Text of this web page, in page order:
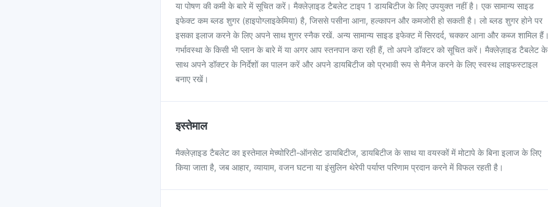
या पोषण की कमी के बारे में सूचित करें। मैक्लेज़ाइड टैबलेट टाइप 1 डायबिटीज के लिए उपयुक्त नहीं है। एक सामान्य साइड
इफेक्ट कम ब्लड शुगर (हाइपोग्लाइकेमिया) है, जिससे पसीना आना, हल्कापन और कमजोरी हो सकती है। लो ब्लड शुगर होने पर
इसका इलाज करने के लिए अपने साथ शुगर स्नैक रखें. अन्य सामान्य साइड इफेक्ट में सिरदर्द, चक्कर आना और कब्ज शामिल
गर्भावस्था के किसी भी प्लान के बारे में या अगर आप स्तनपान करा रही हैं, तो अपने डॉक्टर को सूचित करें। मैक्लेज़ाइड टैबलेट के
साथ अपने डॉक्टर के निर्देशों का पालन करें और अपने डायबिटीज को प्रभावी रूप से मैनेज करने के लिए स्वस्थ लाइफस्टाइल
बनाए रखें।
इस्तेमाल
मैक्लेज़ाइड टैबलेट का इस्तेमाल मेच्योरिटी-ऑनसेट डायबिटीज, डायबिटीज के साथ या वयस्कों में मोटापे के बिना इलाज के लिए
किया जाता है, जब आहार, व्यायाम, वजन घटना या इंसुलिन थेरेपी पर्याप्त परिणाम प्रदान करने में विफल रहती है।